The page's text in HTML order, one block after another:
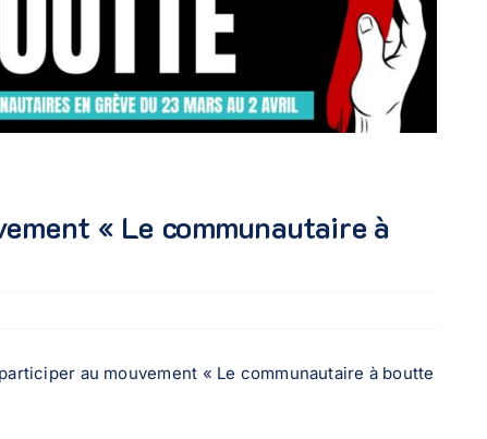
« Le communautaire à
au mouvement « Le communautaire à boutte